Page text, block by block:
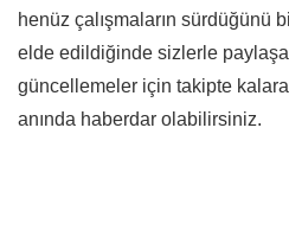
henüz çalışmaların sürdüğünü
elde edildiğinde sizlerle
güncellemeler için takipte
anında haberdar olabilirsiniz.